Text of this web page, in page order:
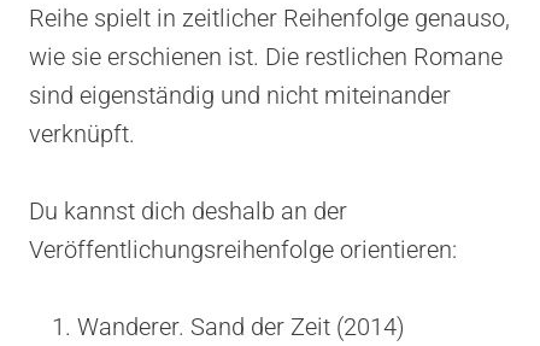
Reihe spielt in zeitlicher Reihenfolge genauso,
wie sie erschienen ist. Die restlichen Romane
sind eigenständig und nicht miteinander
verknüpft.
Du kannst dich deshalb an der
Veröffentlichungsreihenfolge orientieren:
Wanderer. Sand der Zeit (2014)